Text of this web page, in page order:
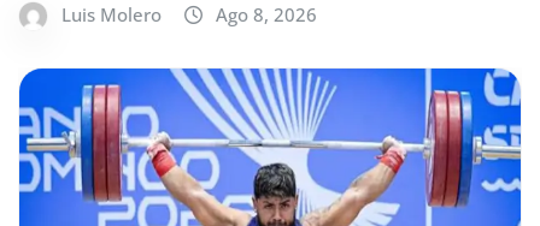
Luis Molero Ago 8, 2026